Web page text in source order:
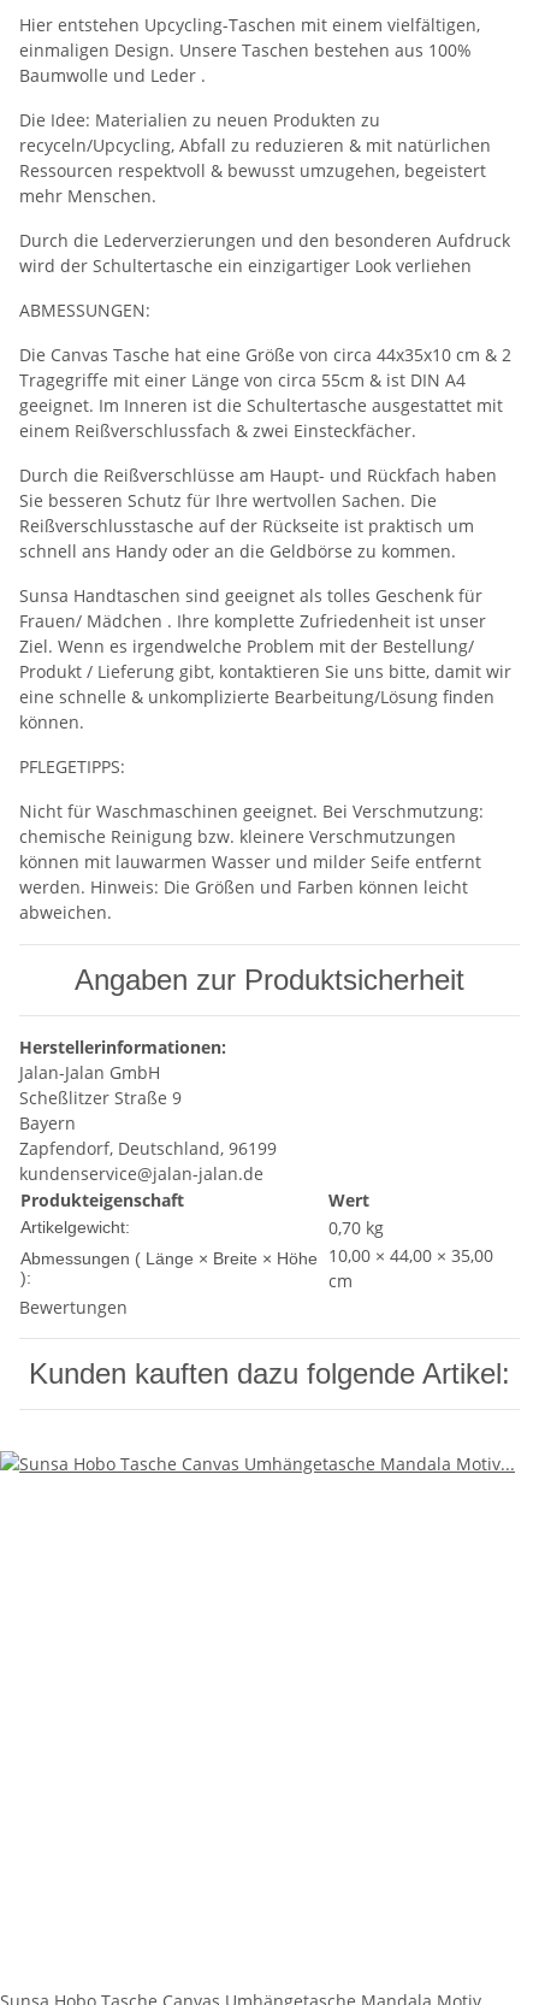
Hier entstehen Upcycling-Taschen mit einem vielfältigen,
einmaligen Design. Unsere Taschen bestehen aus 100%
Baumwolle und Leder .
Die Idee: Materialien zu neuen Produkten zu
recyceln/Upcycling, Abfall zu reduzieren & mit natürlichen
Ressourcen respektvoll & bewusst umzugehen, begeistert
mehr Menschen.
Durch die Lederverzierungen und den besonderen Aufdruck
wird der Schultertasche ein einzigartiger Look verliehen
ABMESSUNGEN:
Die Canvas Tasche hat eine Größe von circa 44x35x10 cm & 2
Tragegriffe mit einer Länge von circa 55cm & ist DIN A4
geeignet. Im Inneren ist die Schultertasche ausgestattet mit
einem Reißverschlussfach & zwei Einsteckfächer.
Durch die Reißverschlüsse am Haupt- und Rückfach haben
Sie besseren Schutz für Ihre wertvollen Sachen. Die
Reißverschlusstasche auf der Rückseite ist praktisch um
schnell ans Handy oder an die Geldbörse zu kommen.
Sunsa Handtaschen sind geeignet als tolles Geschenk für
Frauen/ Mädchen . Ihre komplette Zufriedenheit ist unser
Ziel. Wenn es irgendwelche Problem mit der Bestellung/
Produkt / Lieferung gibt, kontaktieren Sie uns bitte, damit wir
eine schnelle & unkomplizierte Bearbeitung/Lösung finden
können.
PFLEGETIPPS:
Nicht für Waschmaschinen geeignet. Bei Verschmutzung:
chemische Reinigung bzw. kleinere Verschmutzungen
können mit lauwarmen Wasser und milder Seife entfernt
werden. Hinweis: Die Größen und Farben können leicht
abweichen.
Angaben zur Produktsicherheit
Herstellerinformationen:
Jalan-Jalan GmbH
Scheßlitzer Straße 9
Bayern
Zapfendorf, Deutschland, 96199
kundenservice@jalan-jalan.de
Produkteigenschaft
Wert
Artikelgewicht: 0,70 kg
Abmessungen ( Länge × Breite × Höhe
):
10,00 × 44,00 × 35,00
cm
Bewertungen
Kunden kauften dazu folgende Artikel: